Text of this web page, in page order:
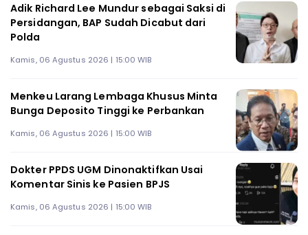
Adik Richard Lee Mundur sebagai Saksi di
Persidangan, BAP Sudah Dicabut dari
Polda
Kamis, 06 Agustus 2026 | 15:00 WIB
Menkeu Larang Lembaga Khusus Minta
Bunga Deposito Tinggi ke Perbankan
Kamis, 06 Agustus 2026 | 15:00 WIB
Dokter PPDS UGM Dinonaktifkan Usai
Komentar Sinis ke Pasien BPJS
Kamis, 06 Agustus 2026 | 15:00 WIB